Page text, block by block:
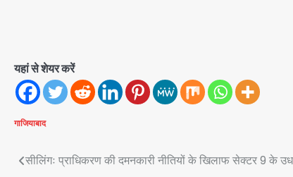
यहां से शेयर करें
गाजियाबाद
Post
सीलिंगः प्राधिकरण की दमनकारी नीतियों के खिलाफ सेक्टर 9 के